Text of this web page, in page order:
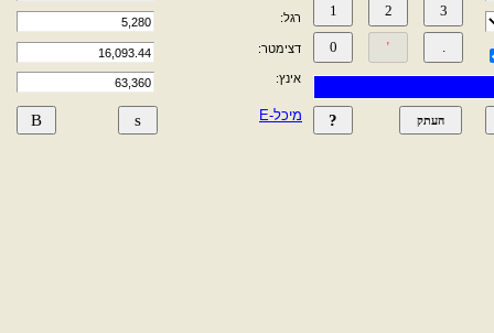
מיכל-E
רגל:
דצימטר:
אינץ: